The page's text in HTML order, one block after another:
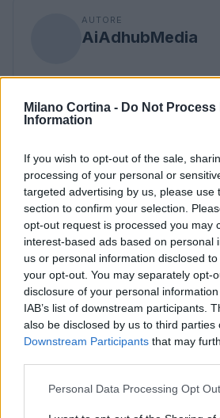
Milano Cortina - Do Not Process
Information
If you wish to opt-out of the sale,
processing of your personal or
targeted advertising by us, please use
section to confirm your selection.
opt-out request is processed you may
interest-based ads based on personal
us or personal information disclosed
your opt-out. You may separately opt-
disclosure of your personal
IAB’s list of downstream participants.
also be disclosed by us to third parties
Downstream Participants that may
Please note that this website/app uses
Personal Data Processing Opt
AUTORE
AiAdhubMedia